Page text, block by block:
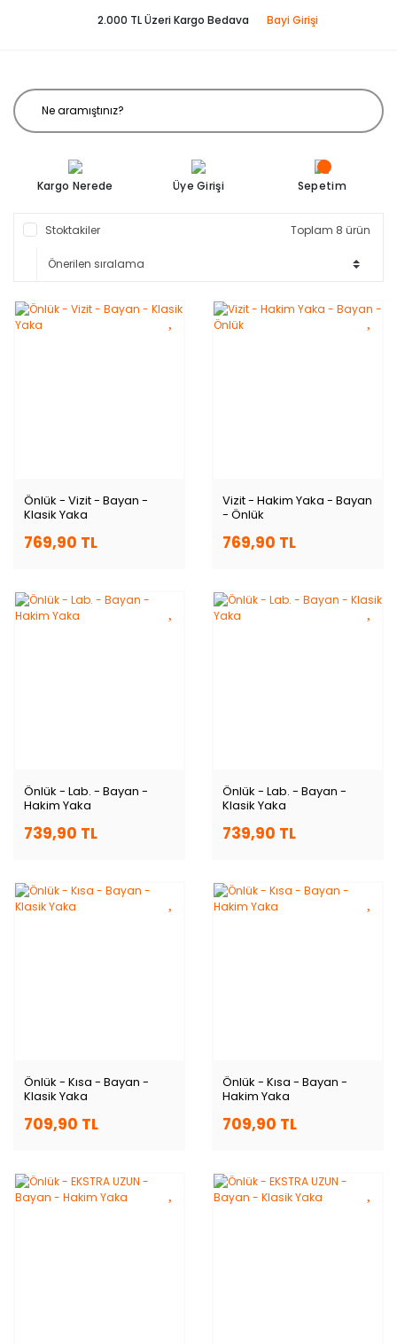
2.000 TL Üzeri Kargo Bedava Bayi Girişi
Kargo Nerede Üye Girişi Sepetim
Stoktakiler Toplam 8 ürün
Önlük - Vizit - Bayan -
Klasik Yaka
769,90 TL
Vizit - Hakim Yaka - Bayan
- Önlük
769,90 TL
Önlük - Lab. - Bayan -
Hakim Yaka
739,90 TL
Önlük - Lab. - Bayan -
Klasik Yaka
739,90 TL
Önlük - Kısa - Bayan -
Klasik Yaka
709,90 TL
Önlük - Kısa - Bayan -
Hakim Yaka
709,90 TL